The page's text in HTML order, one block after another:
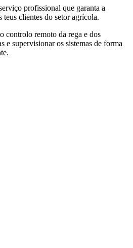
profissional que garanta a
teus clientes do setor agrícola.
remoto da rega e dos
e supervisionar os sistemas de forma